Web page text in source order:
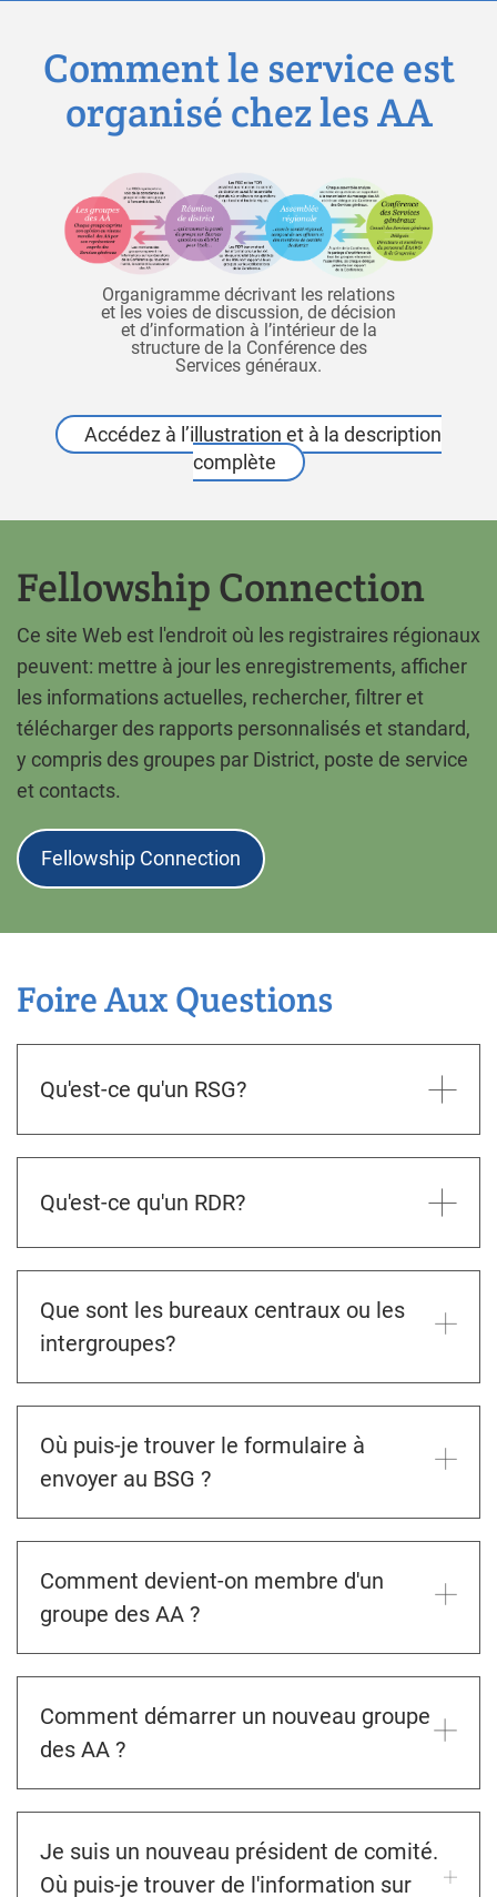
Comment le service est
organisé chez les AA
Organigramme décrivant les relations
et les voies de discussion, de décision
et d’information à l’intérieur de la
structure de la Conférence des
Services généraux.
Accédez à l’illustration et à la description
complète
Fellowship Connection
Ce site Web est l'endroit où les registraires régionaux
peuvent: mettre à jour les enregistrements, afficher
les informations actuelles, rechercher, filtrer et
télécharger des rapports personnalisés et standard,
y compris des groupes par District, poste de service
et contacts.
Fellowship Connection
Foire Aux Questions
Qu'est-ce qu'un RSG?
Qu'est-ce qu'un RDR?
Que sont les bureaux centraux ou les
intergroupes?
Où puis-je trouver le formulaire à
envoyer au BSG ?
Comment devient-on membre d'un
groupe des AA ?
Comment démarrer un nouveau groupe
des AA ?
Je suis un nouveau président de comité.
Où puis-je trouver de l'information sur